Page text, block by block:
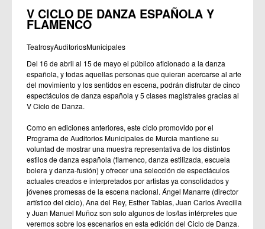
V CICLO DE DANZA ESPAÑOLA Y
FLAMENCO
TeatrosyAuditoriosMunicipales
Del 16 de abril al 15 de mayo el público aficionado a la danza
española, y todas aquellas personas que quieran acercarse al arte
del movimiento y los sentidos en escena, podrán disfrutar de cinco
espectáculos de danza española y 5 clases magistrales gracias al
V Ciclo de Danza.
Como en ediciones anteriores, este ciclo promovido por el
Programa de Auditorios Municipales de Murcia mantiene su
voluntad de mostrar una muestra representativa de los distintos
estilos de danza española (flamenco, danza estilizada, escuela
bolera y danza-fusión) y ofrecer una selección de espectáculos
actuales creados e interpretados por artistas ya consolidados y
jóvenes promesas de la escena nacional. Ángel Manarre (director
artístico del ciclo), Ana del Rey, Esther Tablas, Juan Carlos Avecilla
y Juan Manuel Muñoz son solo algunos de los/las intérpretes que
veremos sobre los escenarios en esta edición del Ciclo de Danza.